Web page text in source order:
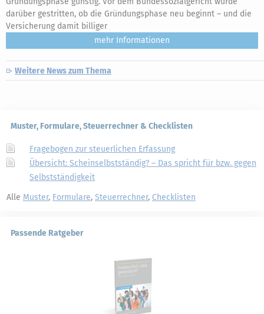
darüber gestritten, ob die Gründungsphase neu beginnt – und die
Versicherung damit billiger
mehr
Weitere News zum Thema
Muster, Formulare, Steuerrechner & Checklisten
Fragebogen zur steuerlichen Erfassung
Übersicht: Scheinselbstständig? – Das spricht für bzw. gegen
Selbstständigkeit
Alle Muster, Formulare, Steuerrechner, Checklisten
Passende Ratgeber